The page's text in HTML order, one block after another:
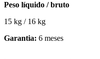
Peso líquido / bruto
15 kg / 16 kg
Garantia: 6 meses